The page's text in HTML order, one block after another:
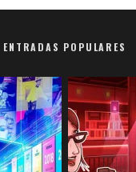
ENTRADAS POPULARES